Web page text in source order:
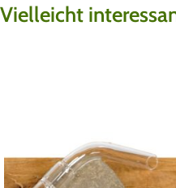
Vielleicht